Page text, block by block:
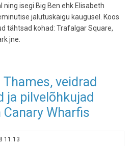
ning isegi Big Ben ehk Elisabeth
jalutuskäigu kaugusel. Koos
tähtsad kohad: Trafalgar Square,
jne.
veidrad
ja pilvelõhkujad
Wharfis
11:13